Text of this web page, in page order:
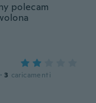
polecam
· 3 caricamenti